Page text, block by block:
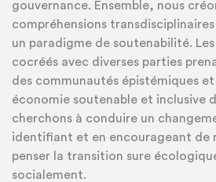
gouvernance. Ensemble, nous
compréhensions
un paradigme de soutenabilité.
cocréés avec diverses parties
des communautés épistémiques
économie soutenable et inclusive
cherchons à conduire un
identifiant et en encourageant de
penser la transition sure
socialement.